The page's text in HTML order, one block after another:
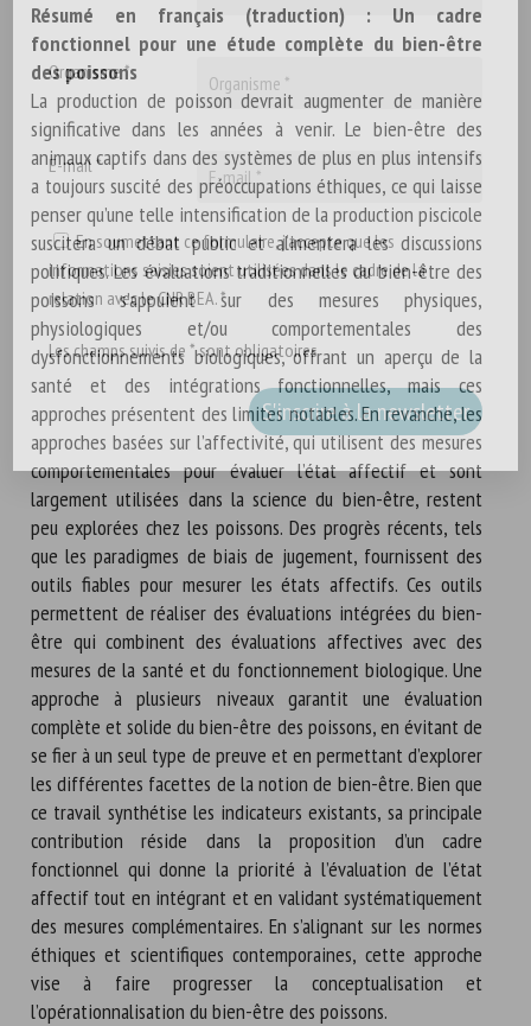
Résumé en français (traduction) : Un cadre
fonctionnel pour une étude complète du bien-être
des poissons
La production de poisson devrait augmenter de manière
significative dans les années à venir. Le bien-être des
animaux captifs dans des systèmes de plus en plus intensifs
a toujours suscité des préoccupations éthiques, ce qui laisse
penser qu’une telle intensification de la production piscicole
suscitera un débat public et alimentera les discussions
politiques. Les évaluations traditionnelles du bien-être des
poissons s’appuient sur des mesures physiques,
physiologiques et/ou comportementales des
dysfonctionnements biologiques, offrant un aperçu de la
santé et des intégrations fonctionnelles, mais ces
approches présentent des limites notables. En revanche, les
approches basées sur l’affectivité, qui utilisent des mesures
comportementales pour évaluer l’état affectif et sont
largement utilisées dans la science du bien-être, restent
peu explorées chez les poissons. Des progrès récents, tels
que les paradigmes de biais de jugement, fournissent des
outils fiables pour mesurer les états affectifs. Ces outils
permettent de réaliser des évaluations intégrées du bien-
être qui combinent des évaluations affectives avec des
mesures de la santé et du fonctionnement biologique. Une
approche à plusieurs niveaux garantit une évaluation
complète et solide du bien-être des poissons, en évitant de
se fier à un seul type de preuve et en permettant d’explorer
les différentes facettes de la notion de bien-être. Bien que
ce travail synthétise les indicateurs existants, sa principale
contribution réside dans la proposition d’un cadre
fonctionnel qui donne la priorité à l’évaluation de l’état
affectif tout en intégrant et en validant systématiquement
des mesures complémentaires. En s’alignant sur les normes
éthiques et scientifiques contemporaines, cette approche
vise à faire progresser la conceptualisation et
l’opérationnalisation du bien-être des poissons.
Organisme *
E-mail *
En soumettant ce formulaire, j'accepte que les
informations saisies soient utilisées dans le cadre de la
relation avec le CNR BEA. *
Les champs suivis de * sont obligatoires